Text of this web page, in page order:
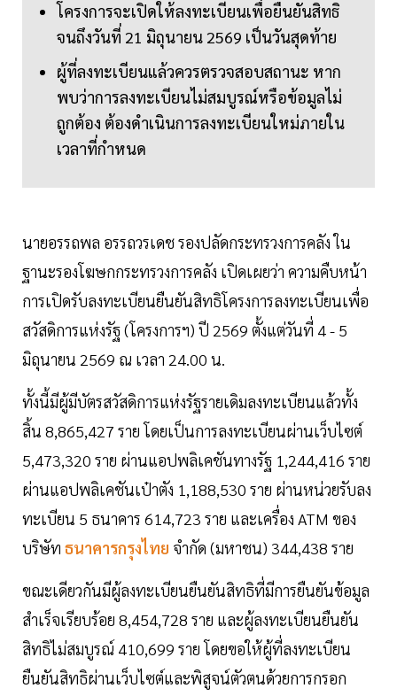
โครงการจะเปิดให้ลงทะเบียนเพื่อยืนยันสิทธิ
จนถึงวันที่ 21 มิถุนายน 2569 เป็นวันสุดท้าย
ผู้ที่ลงทะเบียนแล้วควรตรวจสอบสถานะ หาก
พบว่าการลงทะเบียนไม่สมบูรณ์หรือข้อมูลไม่
ถูกต้อง ต้องดำเนินการลงทะเบียนใหม่ภายใน
เวลาที่กำหนด
นายอรรถพล อรรถวรเดช รองปลัดกระทรวงการคลัง ใน
ฐานะรองโฆษกกระทรวงการคลัง เปิดเผยว่า ความคืบหน้า
การเปิดรับลงทะเบียนยืนยันสิทธิโครงการลงทะเบียนเพื่อ
สวัสดิการแห่งรัฐ (โครงการฯ) ปี 2569 ตั้งแต่วันที่ 4 - 5
มิถุนายน 2569 ณ เวลา 24.00 น.
ทั้งนี้มีผู้มีบัตรสวัสดิการแห่งรัฐรายเดิมลงทะเบียนแล้วทั้ง
สิ้น 8,865,427 ราย โดยเป็นการลงทะเบียนผ่านเว็บไซต์
5,473,320 ราย ผ่านแอปพลิเคชันทางรัฐ 1,244,416 ราย
ผ่านแอปพลิเคชันเป๋าตัง 1,188,530 ราย ผ่านหน่วยรับลง
ทะเบียน 5 ธนาคาร 614,723 ราย และเครื่อง ATM ของ
บริษัท ธนาคารกรุงไทย จำกัด (มหาชน) 344,438 ราย
ขณะเดียวกันมีผู้ลงทะเบียนยืนยันสิทธิที่มีการยืนยันข้อมูล
สำเร็จเรียบร้อย 8,454,728 ราย และผู้ลงทะเบียนยืนยัน
สิทธิไม่สมบูรณ์ 410,699 ราย โดยขอให้ผู้ที่ลงทะเบียน
ยืนยันสิทธิผ่านเว็บไซต์และพิสูจน์ตัวตนด้วยการกรอก